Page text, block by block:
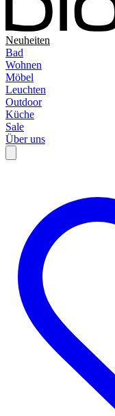
Neuheiten
Bad
Wohnen
Möbel
Leuchten
Outdoor
Küche
Sale
Über uns